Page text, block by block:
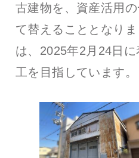
古建物を、資産活用
て替えることとなり
は、2025年2月24日
工を目指しています。